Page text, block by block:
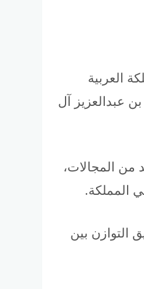
العربية
عبدالعزيز آل
من المجالات،
المملكة.
التوازن بين